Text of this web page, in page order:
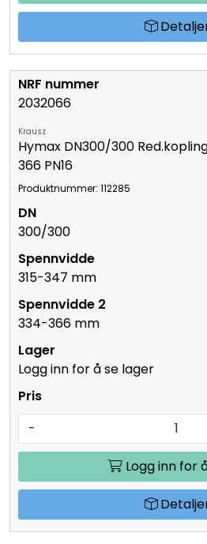
2032066
Krausz
Hymax DN300/300
366 PN16
Produktnummer: 112285
300/300
315-347 mm
334-366 mm
Logg inn for å se lager
-
Logg inn for